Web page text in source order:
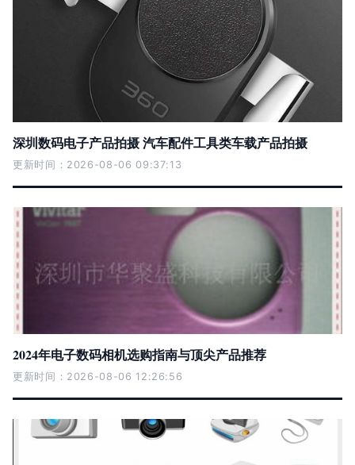
深圳数码电子产品拍摄 汽车配件工具类车载产品拍摄
更新时间：2026-08-06 09:37:13
2024年电子数码相机选购指南与顶尖产品推荐
更新时间：2026-08-06 12:26:56